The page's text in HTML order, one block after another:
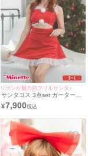
リボンが魅力的フリルサンタ♪
サンタコス 3点set ガーターリ
ング付きパールフリルミニベロ
ア サンタ コスプレ [ワンピー
ング](S～L)
¥7,900